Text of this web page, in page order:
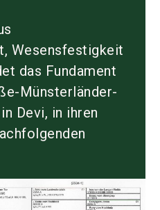
Wesensfestigkeit
das Fundament
Münsterländer-
Devi, in ihren